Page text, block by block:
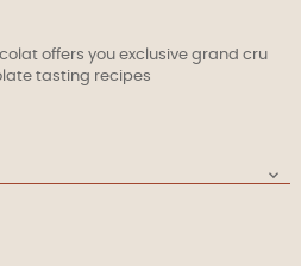
offers you exclusive grand cru
tasting recipes
